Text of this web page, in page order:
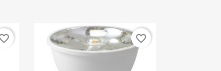
favorite_border